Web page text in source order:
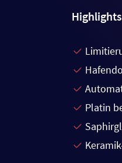
Highlights
Platin